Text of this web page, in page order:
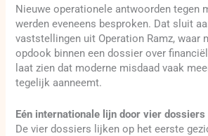
Nieuwe operationele antwoorden tegen
werden eveneens besproken. Dat sluit
vaststellingen uit Operation Ramz, waar
opdook binnen een dossier over
laat zien dat moderne misdaad vaak
tegelijk aanneemt.
Eén internationale lijn door vier dossiers
De vier dossiers lijken op het eerste